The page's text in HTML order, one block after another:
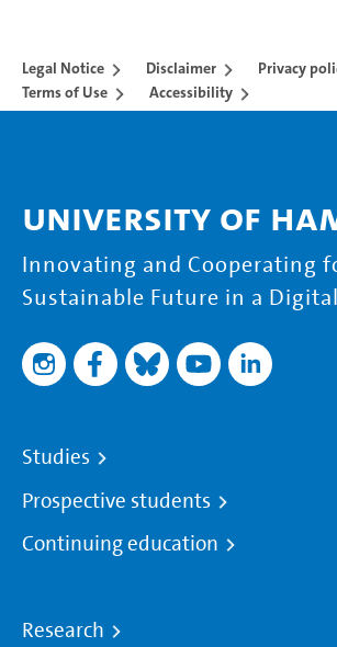
Legal Notice Disclaimer
Privacy
Terms of Use
Accessibility
University of
Innovating and Cooperating
Sustainable Future in a
Studies
Prospective students
Continuing education
Research